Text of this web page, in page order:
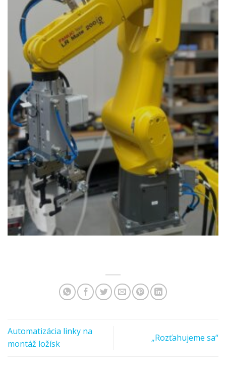
Automatizácia linky na
montáž ložísk
„Rozťahujeme sa“